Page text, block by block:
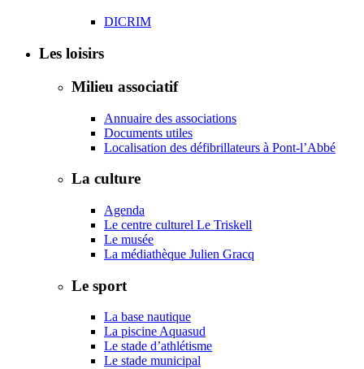
DICRIM
Les loisirs
Milieu associatif
Annuaire des associations
Documents utiles
Localisation des défibrillateurs à Pont-l’Abbé
La culture
Agenda
Le centre culturel Le Triskell
Le musée
La médiathèque Julien Gracq
Le sport
La base nautique
La piscine Aquasud
Le stade d’athlétisme
Le stade municipal